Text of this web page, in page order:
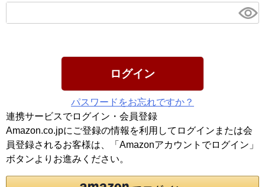
須)
ログイン
パスワードをお忘れですか？
連携サービスでログイン・会員登録
Amazon.co.jpにご登録の情報を利用してログインまたは会
員登録されるお客様は、「Amazonアカウントでログイン」
ボタンよりお進みください。